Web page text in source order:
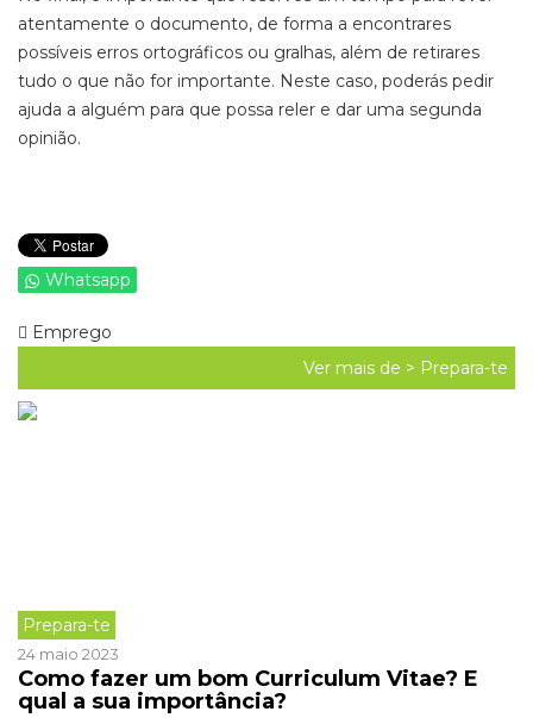
atentamente o documento, de forma a encontrares
possíveis erros ortográficos ou gralhas, além de retirares
tudo o que não for importante. Neste caso, poderás pedir
ajuda a alguém para que possa reler e dar uma segunda
opinião.
Whatsapp
Emprego
Ver mais de > Prepara-te
Prepara-te
24 maio 2023
Como fazer um bom Curriculum Vitae? E
qual a sua importância?